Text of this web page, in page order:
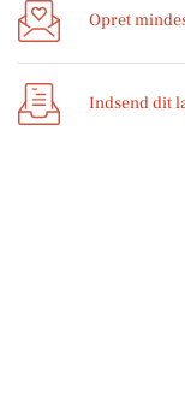
Opret
Indsend dit